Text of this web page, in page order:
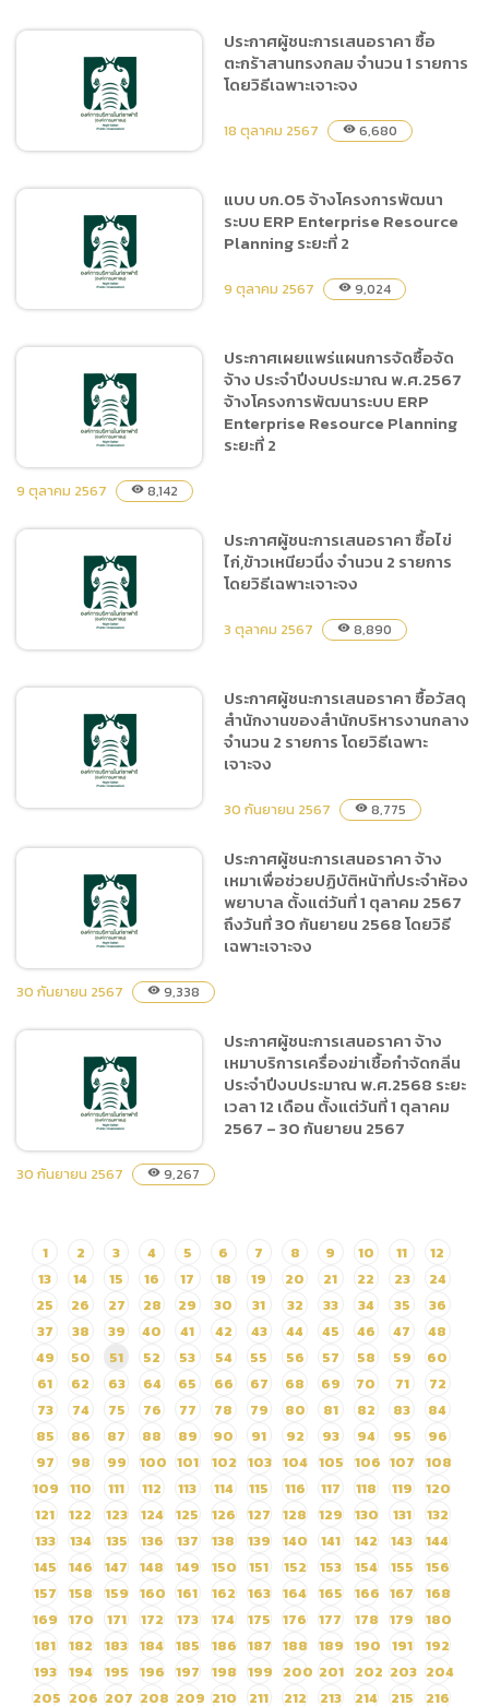
ประกาศผู้ชนะการเสนอราคา
ซื้อหมูนมสดหมักปรุงรสเสียบ
ไม้ จำนวน 1 รายการ โดยวิธี
เฉพาะเจาะจง
ประกาศผู้ชนะการเสนอราคา
ซื้อตะกร้าสานทรงกลม จำนวน
1 รายการ โดยวิธีเฉพาะเจาะจง
ประกาศผู้ชนะการเสนอราคา ซื้อ
ตะกร้าสานทรงกลม จำนวน 1 รายการ
โดยวิธีเฉพาะเจาะจง
18 ตุลาคม 2567 visibility 6,680
แบบ บก.05 จ้างโครงการ
พัฒนาระบบ ERP
Enterprise Resource
Planning ระยะที่ 2
แบบ บก.05 จ้างโครงการพัฒนา
ระบบ ERP Enterprise Resource
Planning ระยะที่ 2
9 ตุลาคม 2567 visibility 9,024
ซื้อจัดจ้าง ประจำปีงบประมาณ
พ.ศ.2567 จ้างโครงการ
พัฒนาระบบ ERP
Enterprise Resource
ประกาศเผยแพร่แผนการจัดซื้อจัด
จ้าง ประจำปีงบประมาณ พ.ศ.2567
จ้างโครงการพัฒนาระบบ ERP
Enterprise Resource Planning
ระยะที่ 2
9 ตุลาคม 2567 visibility 8,142
ประกาศผู้ชนะการเสนอราคา
ซื้อไข่ไก่,ข้าวเหนียวนึ่ง จำนวน
2 รายการ โดยวิธีเฉพาะ
เจาะจง
ประกาศผู้ชนะการเสนอราคา ซื้อไข่
ไก่,ข้าวเหนียวนึ่ง จำนวน 2 รายการ
โดยวิธีเฉพาะเจาะจง
3 ตุลาคม 2567 visibility 8,890
ประกาศผู้ชนะการเสนอราคา
ซื้อวัสดุสำนักงานของสำนัก
บริหารงานกลาง จำนวน 2
รายการ โดยวิธีเฉพาะเจาะจง
ประกาศผู้ชนะการเสนอราคา ซื้อวัสดุ
สำนักงานของสำนักบริหารงานกลาง
จำนวน 2 รายการ โดยวิธีเฉพาะ
เจาะจง
30 กันยายน 2567 visibility 8,775
จ้างเหมาเพื่อช่วยปฏิบัติหน้าที่
ประจำห้องพยาบาล ตั้งแต่วันที่
1 ตุลาคม 2567 ถึงวันที่ 30
กันยายน 2568 โดยวิธีเฉพาะ
เจาะจง
ประกาศผู้ชนะการเสนอราคา จ้าง
เหมาเพื่อช่วยปฏิบัติหน้าที่ประจำห้อง
พยาบาล ตั้งแต่วันที่ 1 ตุลาคม 2567
ถึงวันที่ 30 กันยายน 2568 โดยวิธี
เฉพาะเจาะจง
30 กันยายน 2567 visibility 9,338
จ้างเหมาบริการเครื่องฆ่าเชื้อ
กำจัดกลิ่น ประจำ
ปีงบประมาณ พ.ศ.2568 ระยะ
เวลา 12 เดือน ตั้งแต่วันที่ 1
ตุลาคม 2567 – 30 กันยายน
2567
ประกาศผู้ชนะการเสนอราคา จ้าง
เหมาบริการเครื่องฆ่าเชื้อกำจัดกลิ่น
ประจำปีงบประมาณ พ.ศ.2568 ระยะ
เวลา 12 เดือน ตั้งแต่วันที่ 1 ตุลาคม
2567 – 30 กันยายน 2567
30 กันยายน 2567 visibility 9,267
1 2 3 4 5 6 7 8 9 10 11
12
13
14 15 16 17 18 19 20 21 22 23
24
25
26 27 28 29 30 31 32 33 34 35
36
37
38 39 40 41 42 43 44 45 46 47
48
49
50 51 52 53 54 55 56 57 58 59
60
61
62 63 64 65 66 67 68 69 70 71
72
73
74 75 76 77 78 79 80 81 82 83
84
85
86 87 88 89 90 91 92 93 94 95
96
97
98 99 100 101 102 103 104 105 106 107 108
109 110 111 112 113 114 115 116 117 118 119
120
121
122 123 124 125 126 127 128 129 130 131
132
133
134 135 136 137 138 139 140 141 142 143
144
145
146 147 148 149 150 151 152 153 154 155
156
157
158 159 160 161 162 163 164 165 166 167
168
169 170 171 172 173 174 175 176 177 178 179
180
181
182 183 184 185 186 187 188 189 190 191
192
193 194 195 196 197 198 199 200 201 202 203 204
205 206 207 208 209 210 211 212 213 214 215 216